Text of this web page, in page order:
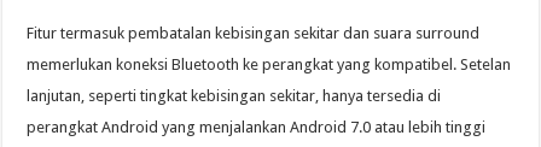
Fitur termasuk pembatalan kebisingan sekitar dan suara surround
memerlukan koneksi Bluetooth ke perangkat yang kompatibel. Setelan
lanjutan, seperti tingkat kebisingan sekitar, hanya tersedia di
perangkat Android yang menjalankan Android 7.0 atau lebih tinggi